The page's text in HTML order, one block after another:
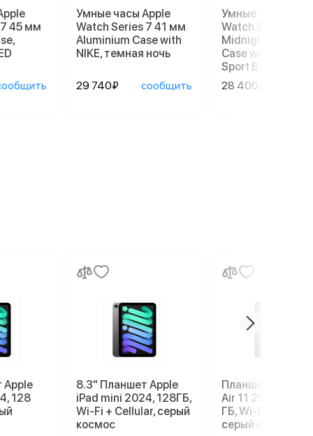
45 мм
Умные часы Apple
Watch Series 7 41 мм
Aluminium Case with
NIKE, темная ночь
29 740₽ сообщить
Умные часы
Watch Series 8
Midnight
Case with
Sport Band
28 400₽
Apple
128
8.3" Планшет Apple
iPad mini 2024, 128ГБ,
Wi-Fi + Cellular, серый
космос
Планшет Apple
Air 11 2026 M4,
ГБ, Wi-Fi, Space
серый космос